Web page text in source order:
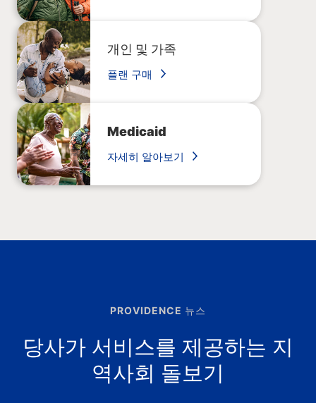
개인 및 가족
플랜 구매
Medicaid
자세히 알아보기
PROVIDENCE 뉴스
당사가 서비스를 제공하는 지
역사회 돌보기